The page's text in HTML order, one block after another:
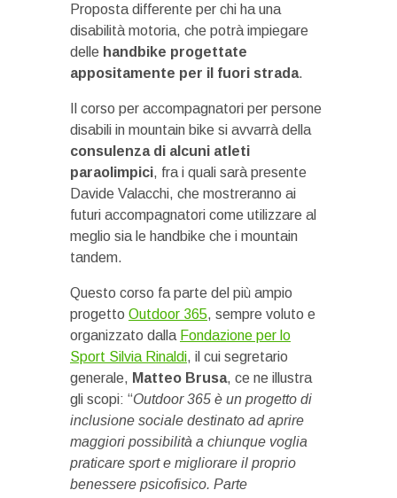
Proposta differente per chi ha una
disabilità motoria, che potrà impiegare
delle handbike progettate
appositamente per il fuori strada.
Il corso per accompagnatori per persone
disabili in mountain bike si avvarrà della
consulenza di alcuni atleti
paraolimpici, fra i quali sarà presente
Davide Valacchi, che mostreranno ai
futuri accompagnatori come utilizzare al
meglio sia le handbike che i mountain
tandem.
Questo corso fa parte del più ampio
progetto Outdoor 365, sempre voluto e
organizzato dalla Fondazione per lo
Sport Silvia Rinaldi, il cui segretario
generale, Matteo Brusa, ce ne illustra
gli scopi: “Outdoor 365 è un progetto di
inclusione sociale destinato ad aprire
maggiori possibilità a chiunque voglia
praticare sport e migliorare il proprio
benessere psicofisico. Parte